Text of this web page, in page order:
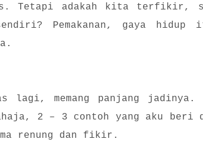
Tetapi adakah kita terfikir,
Pemakanan, gaya hidup
lagi, memang panjang jadinya.
2 – 3 contoh yang aku beri
renung dan fikir.